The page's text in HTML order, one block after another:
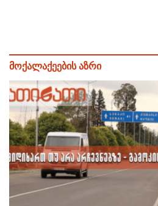
მოქალაქეების აზრი